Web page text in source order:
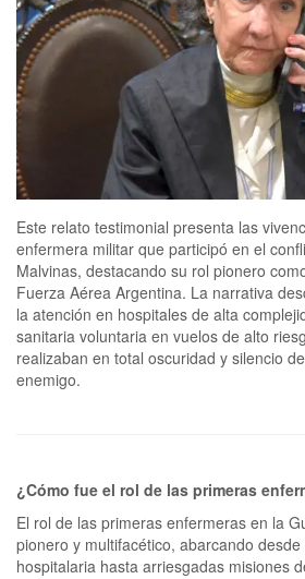
Este relato testimonial presenta las
enfermera militar que participó en el
Malvinas, destacando su rol pionero
Fuerza Aérea Argentina. La narrativa
la atención en hospitales de alta
sanitaria voluntaria en vuelos de alto
realizaban en total oscuridad y silencio
enemigo.
¿Cómo fue el rol de las primeras
El rol de las primeras enfermeras en la
pionero y multifacético, abarcando
hospitalaria hasta arriesgadas misiones